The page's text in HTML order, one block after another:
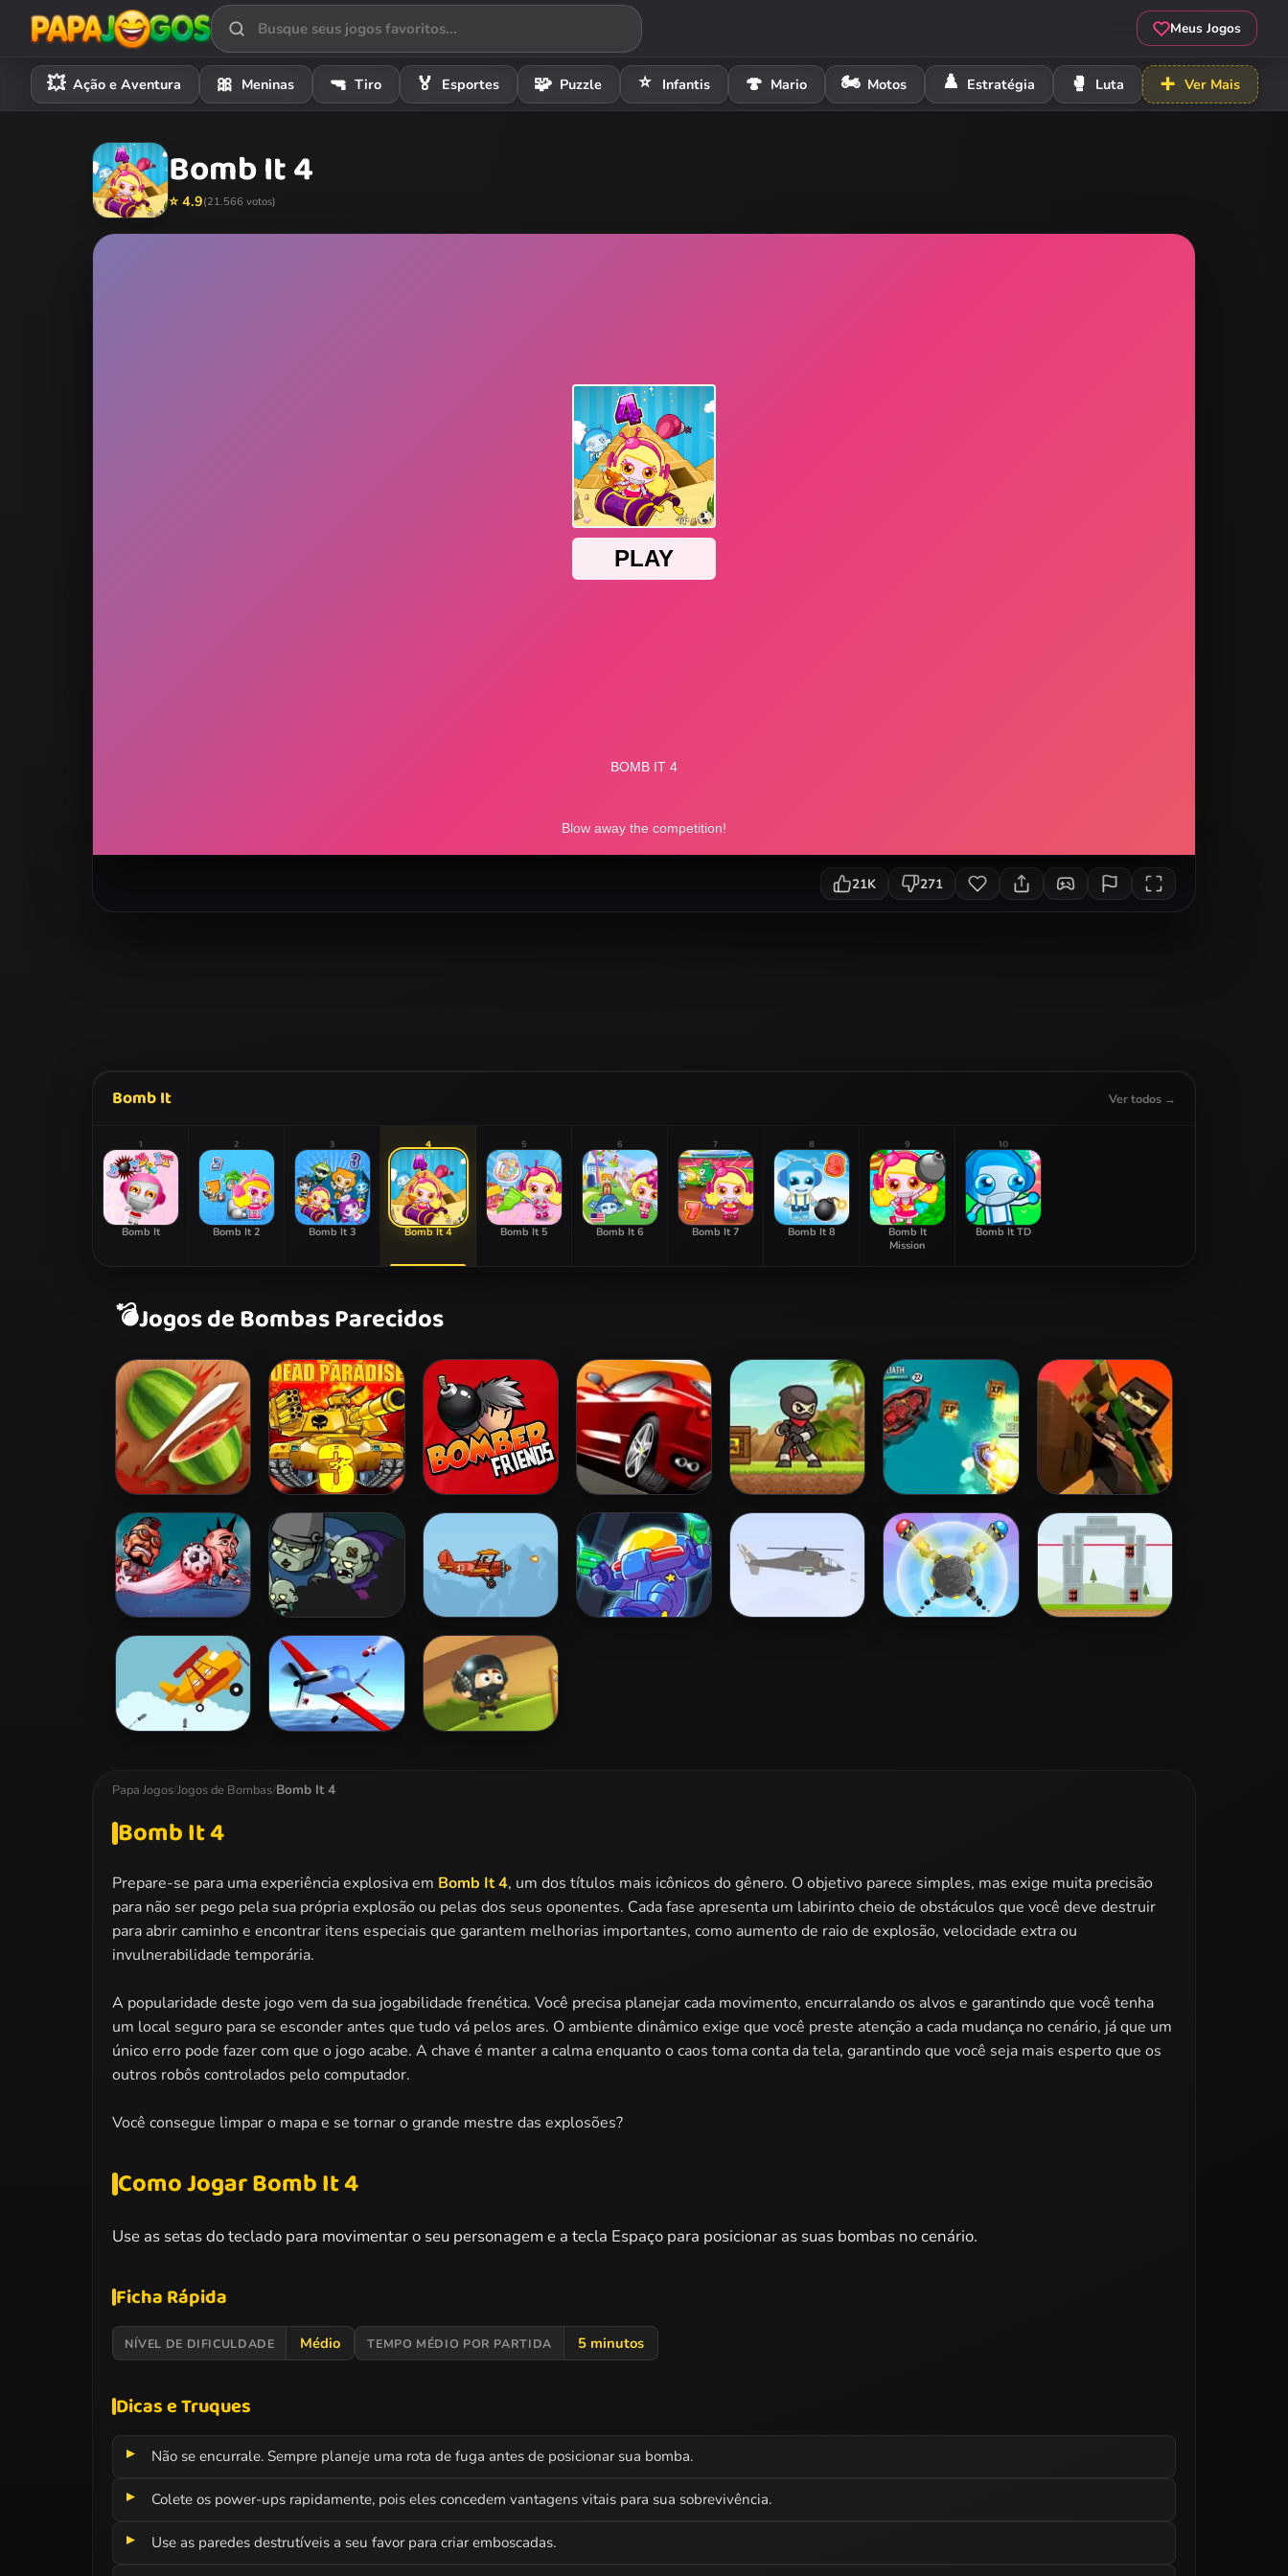
Meus Jogos
💥 Ação e Aventura 🎀 Meninas 🔫 Tiro 🏅 Esportes 🧩 Puzzle ⭐ Infantis 🍄 Mario 🏍️ Motos ♟️ Estratégia 🥊 Luta ➕ Ver Mais
Bomb It 4
⭐ 4.9(21.566 votos)
21K 271
Bomb It Ver todos →
1
Bomb It
2
Bomb It 2
3
Bomb It 3
4
Bomb It 4
5
Bomb It 5
6
Bomb It 6
7
Bomb It 7
8
Bomb It 8
9
Bomb It
Mission
10
Bomb It TD
💣Jogos de Bombas Parecidos
Fruit Ninja Dead Paradise 3 Bomber Friends Chase Racing
Cars
Ninja Run 2 Battle Boats.io Block Ninja HD
Puppet Football
Fighters
Zombie Buster Air Wolves
Papa Jogos/Jogos de Bombas/Bomb It 4
Bomb It 4
Prepare-se para uma experiência explosiva em Bomb It 4, um dos títulos mais icônicos do gênero. O objetivo parece simples, mas exige muita precisão
para não ser pego pela sua própria explosão ou pelas dos seus oponentes. Cada fase apresenta um labirinto cheio de obstáculos que você deve destruir
para abrir caminho e encontrar itens especiais que garantem melhorias importantes, como aumento de raio de explosão, velocidade extra ou
invulnerabilidade temporária.
A popularidade deste jogo vem da sua jogabilidade frenética. Você precisa planejar cada movimento, encurralando os alvos e garantindo que você tenha
um local seguro para se esconder antes que tudo vá pelos ares. O ambiente dinâmico exige que você preste atenção a cada mudança no cenário, já que um
único erro pode fazer com que o jogo acabe. A chave é manter a calma enquanto o caos toma conta da tela, garantindo que você seja mais esperto que os
outros robôs controlados pelo computador.
Você consegue limpar o mapa e se tornar o grande mestre das explosões?
Como Jogar Bomb It 4
Use as setas do teclado para movimentar o seu personagem e a tecla Espaço para posicionar as suas bombas no cenário.
Ficha Rápida
NÍVEL DE DIFICULDADE Médio TEMPO MÉDIO POR PARTIDA 5 minutos
Dicas e Truques
Não se encurrale. Sempre planeje uma rota de fuga antes de posicionar sua bomba.
Colete os power-ups rapidamente, pois eles concedem vantagens vitais para sua sobrevivência.
Use as paredes destrutíveis a seu favor para criar emboscadas.